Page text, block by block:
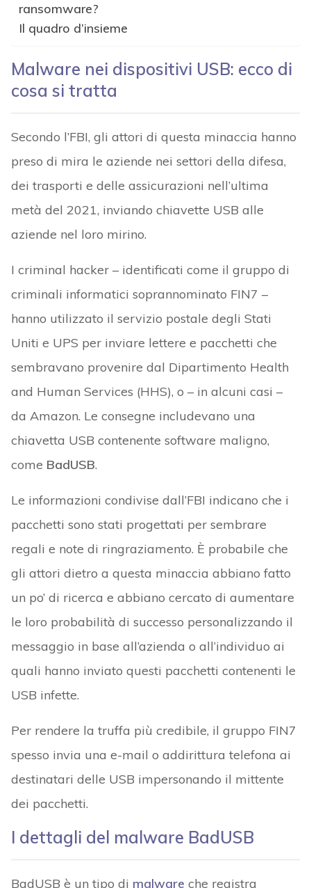
ransomware?
Il quadro d’insieme
Malware nei dispositivi USB: ecco di
cosa si tratta
Secondo l’FBI, gli attori di questa minaccia hanno
preso di mira le aziende nei settori della difesa,
dei trasporti e delle assicurazioni nell’ultima
metà del 2021, inviando chiavette USB alle
aziende nel loro mirino.
I criminal hacker – identificati come il gruppo di
criminali informatici soprannominato FIN7 –
hanno utilizzato il servizio postale degli Stati
Uniti e UPS per inviare lettere e pacchetti che
sembravano provenire dal Dipartimento Health
and Human Services (HHS), o – in alcuni casi –
da Amazon. Le consegne includevano una
chiavetta USB contenente software maligno,
come BadUSB.
Le informazioni condivise dall’FBI indicano che i
pacchetti sono stati progettati per sembrare
regali e note di ringraziamento. È probabile che
gli attori dietro a questa minaccia abbiano fatto
un po’ di ricerca e abbiano cercato di aumentare
le loro probabilità di successo personalizzando il
messaggio in base all’azienda o all’individuo ai
quali hanno inviato questi pacchetti contenenti le
USB infette.
Per rendere la truffa più credibile, il gruppo FIN7
spesso invia una e-mail o addirittura telefona ai
destinatari delle USB impersonando il mittente
dei pacchetti.
I dettagli del malware BadUSB
BadUSB è un tipo di malware che registra